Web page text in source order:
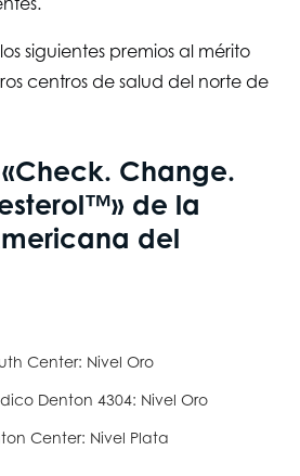
siguientes premios al mérito
centros de salud del norte de
Change.
de la
del
Center: Nivel Oro
Denton 4304: Nivel Oro
Center: Nivel Plata